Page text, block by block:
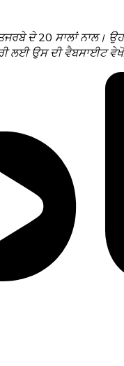
ਦੇ 20 ਸਾਲਾਂ ਨਾਲ।
ਲਈ ਉਸ ਦੀ ਵੈਬਸਾਈਟ